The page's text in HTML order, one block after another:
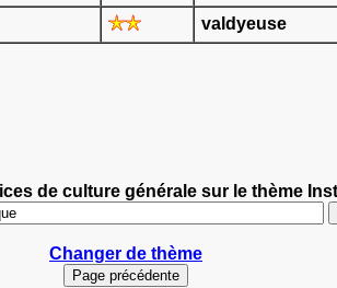
valdyeuse
de culture générale sur le thème
Changer de thème